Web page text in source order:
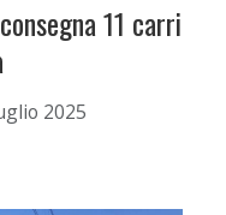
11 carri
2025